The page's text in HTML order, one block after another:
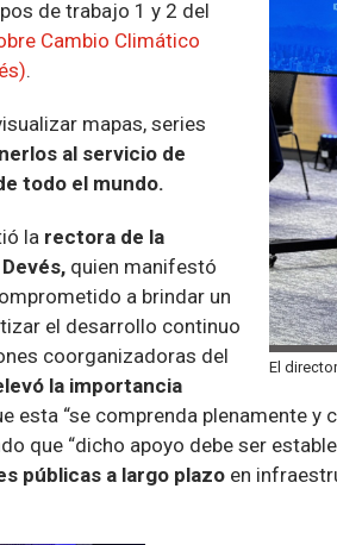
El
de trabajo 1 y 2 del
Cambio Climático
.
mapas, series
al servicio de
todo el mundo.
la rectora de la
quien manifestó
a brindar un
el desarrollo continuo
coorganizadoras del
la importancia
esta “se comprenda plenamente
que “dicho apoyo debe ser
públicas a largo plazo en